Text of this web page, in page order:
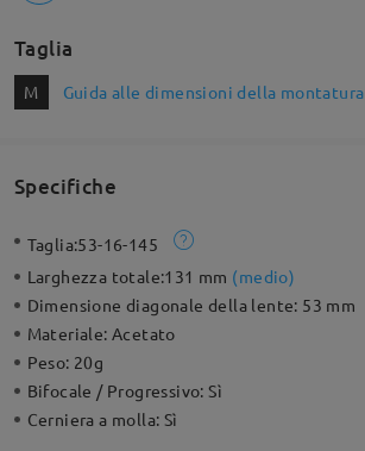
Taglia
M Guida alle dimensioni della montatura
Specifiche
Taglia:53-16-145
Larghezza totale:131 mm (medio)
Dimensione diagonale della lente: 53 mm
Materiale:Acetato
Peso: 20g
Bifocale / Progressivo:Sì
Cerniera a molla: Sì